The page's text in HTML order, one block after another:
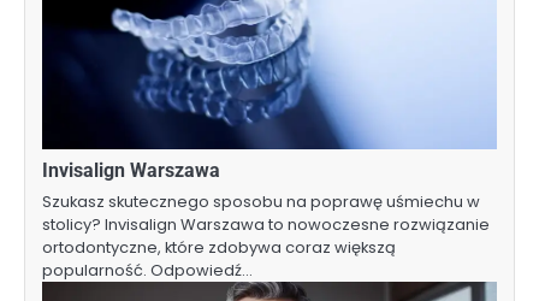
Invisalign Warszawa
Szukasz skutecznego sposobu na poprawę uśmiechu w
stolicy? Invisalign Warszawa to nowoczesne rozwiązanie
ortodontyczne, które zdobywa coraz większą
popularność. Odpowiedź…